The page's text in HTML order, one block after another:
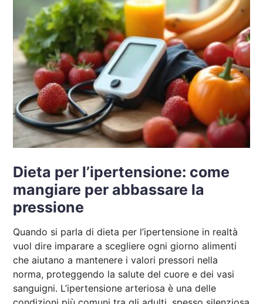
Dieta per l’ipertensione: come
mangiare per abbassare la
pressione
Quando si parla di dieta per l’ipertensione in realtà
vuol dire imparare a scegliere ogni giorno alimenti
che aiutano a mantenere i valori pressori nella
norma, proteggendo la salute del cuore e dei vasi
sanguigni. L’ipertensione arteriosa è una delle